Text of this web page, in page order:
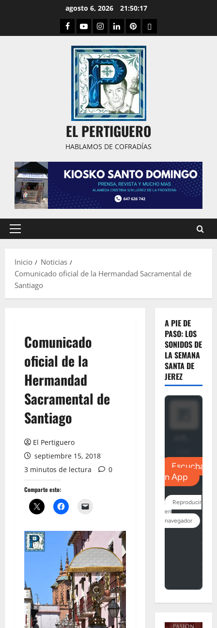
agosto 6, 2026 21:50:18
Facebook
YoutubeInstagram
LinkedPinterestDribbble
EL PERTIGUERO
HABLAMOS DE COFRADÍAS
Menú
Inicio
Noticias
Comunicado oficial de la Hermandad Sacramental de
Santiago
Comunicado
oficial de la
Hermandad
Sacramental de
Santiago
El Pertiguero
septiembre 15, 2018
3 minutos de lectura
0
Comparte esto:
A PIE DE
PASO: LOS
SONIDOS DE
LA SEMANA
SANTA DE
JEREZ